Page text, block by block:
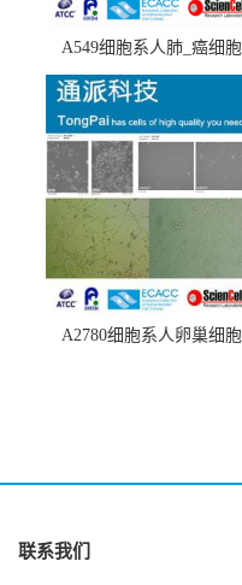
A549细胞系人肺_癌细胞
(A549细胞)
A2780细胞系人卵巢细胞
联系我们